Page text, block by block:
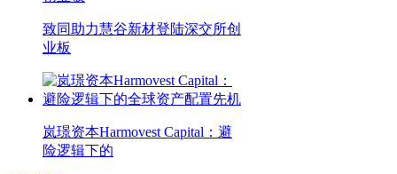
致同助力慧谷新材登陆深交所创
业板
岚璟资本Harmovest Capital：避
险逻辑下的